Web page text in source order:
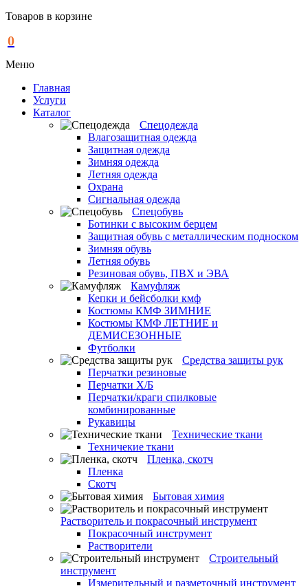
Товаров в корзине
0
Меню
Главная
Услуги
Каталог
Спецодежда
Влагозащитная одежда
Защитная одежда
Зимняя одежда
Летняя одежда
Охрана
Сигнальная одежда
Спецобувь
Ботинки с высоким берцем
Защитная обувь с металлическим подноском
Зимняя обувь
Летняя обувь
Резиновая обувь, ПВХ и ЭВА
Камуфляж
Кепки и бейсболки кмф
Костюмы КМФ ЗИМНИЕ
Костюмы КМФ ЛЕТНИЕ и
ДЕМИСЕЗОННЫЕ
Футболки
Средства защиты рук
Перчатки резиновые
Перчатки Х/Б
Перчатки/краги спилковые
комбинированные
Рукавицы
Технические ткани
Техничекие ткани
Пленка, скотч
Пленка
Скотч
Бытовая химия
Растворитель и покрасочный инструмент
Покрасочный инструмент
Растворители
Строительный
инструмент
Измерительный и разметочный инструмент